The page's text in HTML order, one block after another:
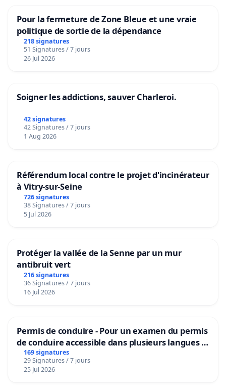
Pour la fermeture de Zone Bleue et une vraie
politique de sortie de la dépendance
218 signatures
51 Signatures / 7 jours
26 Jul 2026
Soigner les addictions, sauver Charleroi.
42 signatures
42 Signatures / 7 jours
1 Aug 2026
Référendum local contre le projet d'incinérateur
à Vitry-sur-Seine
726 signatures
38 Signatures / 7 jours
5 Jul 2026
Protéger la vallée de la Senne par un mur
antibruit vert
216 signatures
36 Signatures / 7 jours
16 Jul 2026
Permis de conduire - Pour un examen du permis
de conduire accessible dans plusieurs langues à
Bruxelles
169 signatures
29 Signatures / 7 jours
25 Jul 2026